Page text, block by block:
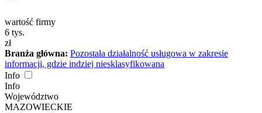
wartość firmy
6 tys.
zł
Branża główna: Pozostała działalność usługowa w zakresie
informacji, gdzie indziej niesklasyfikowana
Info
Info
Województwo
MAZOWIECKIE